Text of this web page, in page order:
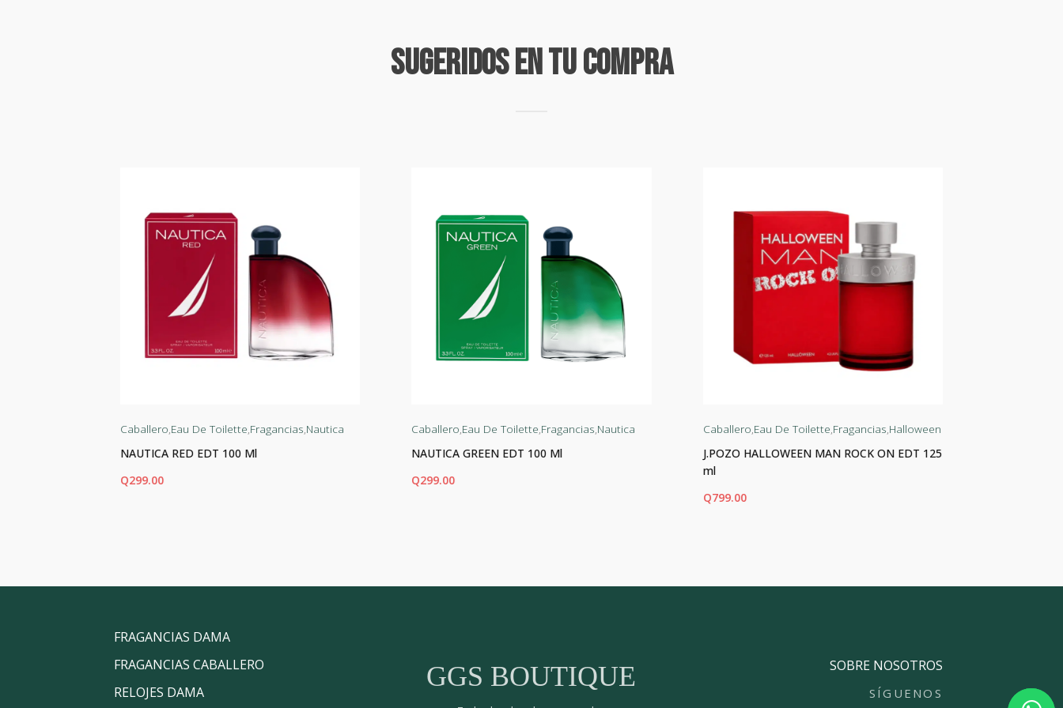
Sugeridos En Tu Compra
Caballero,Eau De Toilette,Fragancias,Nautica
NAUTICA RED EDT 100 Ml
Q299.00
Caballero,Eau De Toilette,Fragancias,Nautica
NAUTICA GREEN EDT 100 Ml
Q299.00
Caballero,Eau De Toilette,Fragancias,Halloween
J.POZO HALLOWEEN MAN ROCK ON EDT 125
ml
Q799.00
FRAGANCIAS DAMA
FRAGANCIAS CABALLERO
RELOJES DAMA
GGS BOUTIQUE SOBRE NOSOTROS
SÍGUENOS